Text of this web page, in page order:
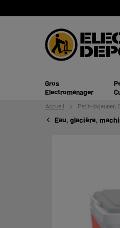
Gros
Electroménager
Accueil Petit-déjeuner,
Eau, glacière,